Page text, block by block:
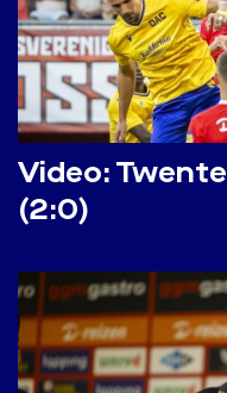
Video:
(2:0)